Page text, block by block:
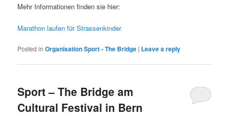
Mehr Informationen finden sie hier:
Marathon laufen für Strassenkinder
Posted in Organisation Sport - The Bridge | Leave a reply
Sport – The Bridge am
Cultural Festival in Bern